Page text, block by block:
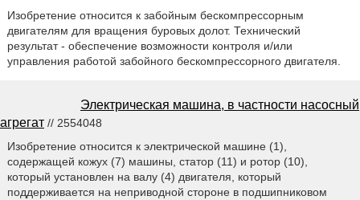
Изобретение относится к забойным бескомпрессорным
двигателям для вращения буровых долот. Технический
результат - обеспечение возможности контроля и/или
управления работой забойного бескомпрессорного двигателя.
Электрическая машина, в частности насосный
агрегат // 2554048
Изобретение относится к электрической машине (1),
содержащей кожух (7) машины, статор (11) и ротор (10),
который установлен на валу (4) двигателя, который
поддерживается на неприводной стороне в подшипниковом